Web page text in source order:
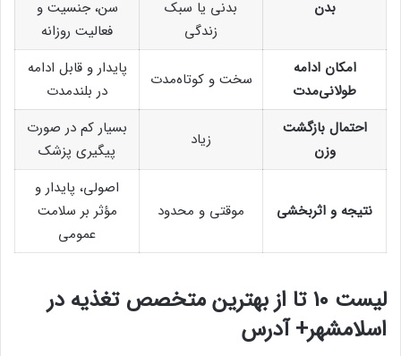
بدن
بدنی یا سبک
زندگی
سن، جنسیت و
فعالیت روزانه
امکان ادامه
طولانی‌مدت
سخت و کوتاه‌مدت
پایدار و قابل ادامه
در بلندمدت
احتمال بازگشت
وزن
زیاد
بسیار کم در صورت
پیگیری پزشک
نتیجه و اثربخشی موقتی و محدود
اصولی، پایدار و
مؤثر بر سلامت
عمومی
لیست 10 تا از بهترین متخصص تغذیه در
اسلامشهر+ آدرس